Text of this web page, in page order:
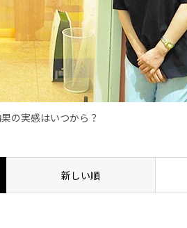
の実感はいつから？
新しい順